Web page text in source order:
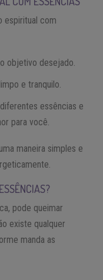
espiritual com
objetivo desejado.
e tranquilo.
essências e
para você.
maneira simples e
pode queimar
existe qualquer
manda as